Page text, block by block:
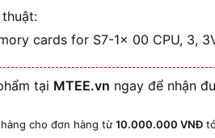
cards for S7-1x 00 CPU, 3,
tại MTEE.vn ngay để nhận
cho đơn hàng từ10.000.000 VNĐ